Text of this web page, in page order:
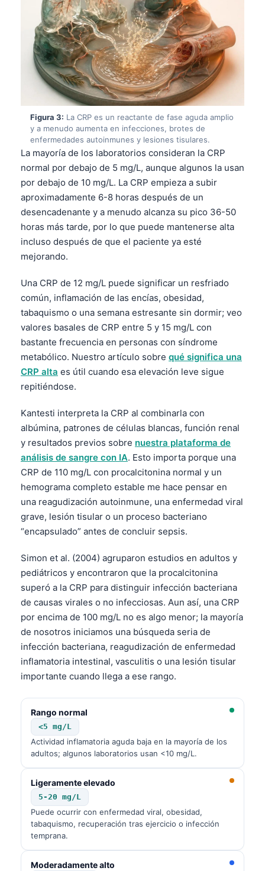
Figura 3: La CRP es un reactante de fase aguda amplio
y a menudo aumenta en infecciones, brotes de
enfermedades autoinmunes y lesiones tisulares.
La mayoría de los laboratorios consideran la CRP
normal por debajo de 5 mg/L, aunque algunos la usan
por debajo de 10 mg/L. La CRP empieza a subir
aproximadamente 6-8 horas después de un
desencadenante y a menudo alcanza su pico 36-50
horas más tarde, por lo que puede mantenerse alta
incluso después de que el paciente ya esté
mejorando.
Una CRP de 12 mg/L puede significar un resfriado
común, inflamación de las encías, obesidad,
tabaquismo o una semana estresante sin dormir; veo
valores basales de CRP entre 5 y 15 mg/L con
bastante frecuencia en personas con síndrome
metabólico. Nuestro artículo sobre qué significa una
CRP alta es útil cuando esa elevación leve sigue
repitiéndose.
Kantesti interpreta la CRP al combinarla con
albúmina, patrones de células blancas, función renal
y resultados previos sobre nuestra plataforma de
análisis de sangre con IA. Esto importa porque una
CRP de 110 mg/L con procalcitonina normal y un
hemograma completo estable me hace pensar en
una reagudización autoinmune, una enfermedad viral
grave, lesión tisular o un proceso bacteriano
“encapsulado” antes de concluir sepsis.
Simon et al. (2004) agruparon estudios en adultos y
pediátricos y encontraron que la procalcitonina
superó a la CRP para distinguir infección bacteriana
de causas virales o no infecciosas. Aun así, una CRP
por encima de 100 mg/L no es algo menor; la mayoría
de nosotros iniciamos una búsqueda seria de
infección bacteriana, reagudización de enfermedad
inflamatoria intestinal, vasculitis o una lesión tisular
importante cuando llega a ese rango.
Rango normal
<5 mg/L
Actividad inflamatoria aguda baja en la mayoría de los
adultos; algunos laboratorios usan <10 mg/L.
Ligeramente elevado
5-20 mg/L
Puede ocurrir con enfermedad viral, obesidad,
tabaquismo, recuperación tras ejercicio o infección
temprana.
Moderadamente alto